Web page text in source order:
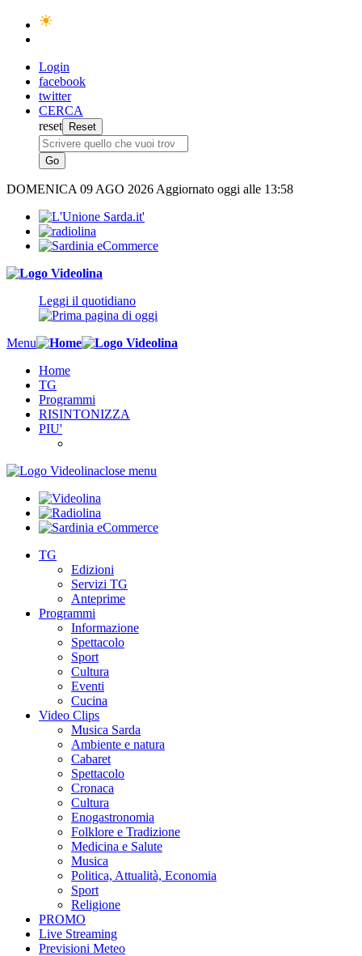
Login
facebook
twitter
CERCA
reset
DOMENICA 09 AGO 2026 Aggiornato oggi alle 13:58
Leggi il quotidiano
Menu
Home
TG
Programmi
RISINTONIZZA
PIU'
close menu
TG
Edizioni
Servizi TG
Anteprime
Programmi
Informazione
Spettacolo
Sport
Cultura
Eventi
Cucina
Video Clips
Musica Sarda
Ambiente e natura
Cabaret
Spettacolo
Cronaca
Cultura
Enogastronomia
Folklore e Tradizione
Medicina e Salute
Musica
Politica, Attualità, Economia
Sport
Religione
PROMO
Live Streaming
Previsioni Meteo